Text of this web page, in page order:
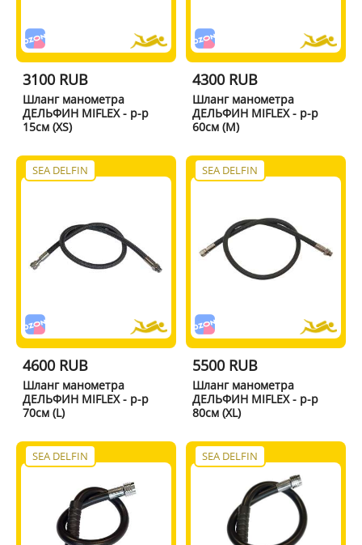
3100 RUB
Шланг манометра
ДЕЛЬФИН MIFLEX - р-р
15см (XS)
4300 RUB
Шланг манометра
ДЕЛЬФИН MIFLEX - р-р
60см (M)
SEA DELFIN
4600 RUB
Шланг манометра
ДЕЛЬФИН MIFLEX - р-р
70см (L)
SEA DELFIN
5500 RUB
Шланг манометра
ДЕЛЬФИН MIFLEX - р-р
80см (XL)
SEA DELFIN SEA DELFIN